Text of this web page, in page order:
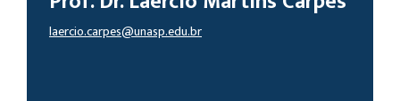
laercio.carpes@unasp.edu.br